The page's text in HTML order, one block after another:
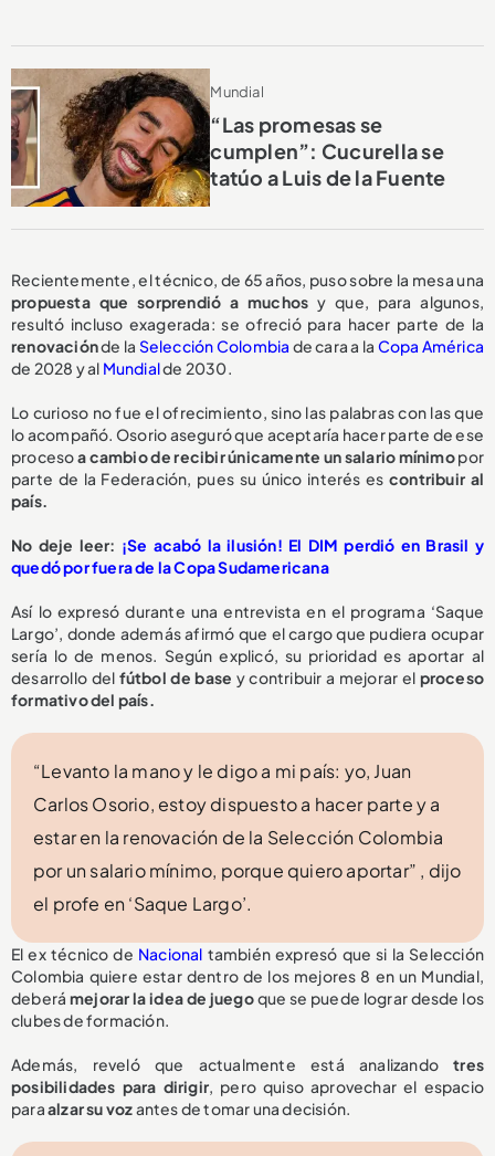
Mundial
“Las promesas se
cumplen”: Cucurella se
tatúo a Luis de la Fuente
Recientemente, el técnico, de 65 años, puso sobre la mesa una
propuesta que sorprendió a muchosy que, para algunos,
resultó incluso exagerada: se ofreció para hacer parte de la
renovaciónde la Selección Colombia de cara a la Copa América
de 2028 y al Mundialde 2030.
Lo curioso no fue el ofrecimiento, sino las palabras con las que
lo acompañó. Osorio aseguró que aceptaría hacer parte de ese
procesoa cambio de recibirúnicamente un salario mínimopor
parte de la Federación, pues su único interés escontribuir al
país.
No deje leer: ¡Se acabó la ilusión! El DIM perdió en Brasil y
quedó por fuera de la Copa Sudamericana
Así lo expresó durante una entrevista en el programa ‘Saque
Largo’, donde además afirmó que el cargo que pudiera ocupar
sería lo de menos. Según explicó, su prioridad es aportar al
desarrollo del fútbol de base y contribuir a mejorar el proceso
formativo del país.
“Levanto la mano y le digo a mi país: yo, Juan
Carlos Osorio, estoy dispuesto a hacer parte y a
estar en la renovación de la Selección Colombia
por un salario mínimo, porque quiero aportar” , dijo
el profe en ‘Saque Largo’.
El ex técnico de Nacional también expresó que si la Selección
Colombia quiere estar dentro de los mejores 8 en un Mundial,
deberá mejorar la idea de juegoque se puede lograr desde los
clubes de formación.
Además, reveló que actualmente está analizandotres
posibilidades para dirigir, pero quiso aprovechar el espacio
paraalzar su vozantes de tomar una decisión.